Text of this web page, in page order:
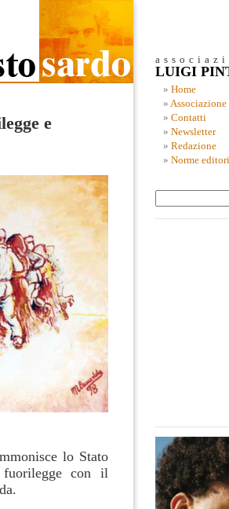
e
lo Stato
con il
LUIGI
Home
Associazione
Contatti
Newsletter
Redazione
Norme